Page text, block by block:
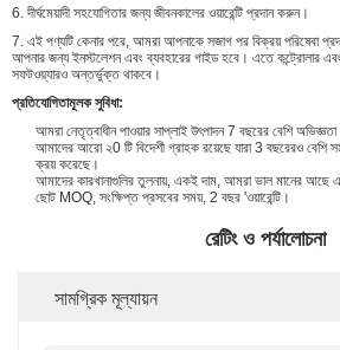
6. দীর্ঘমেয়াদী সহযোগিতার জন্য জীবনকালের ওয়ারেন্টি প্রদান করুন।
7. এই পণ্যটি কেনার পরে, আমরা আপনাকে সজাগ পর বিক্রয় পরিষেবা
আপনার জন্য ইনস্টলেশন এবং ব্যবহারের গাইড হবে। এতে কন্ট্রোলার
সফটওয়্যারও অন্তর্ভুক্ত থাকবে।
প্রতিযোগিতামূলক সুবিধা:
আমরা নেতৃত্বাধীন পাওয়ার সাপ্লাই উৎপাদন 7 বছরের বেশি
আমাদের আরো ২0 টি বিদেশী গ্রাহক রয়েছে যারা 3 বছরেরও বেশি
ক্রয় করেছে।
আমাদের কারখানাগুলির তুলনায়, একই দাম, আমরা ভাল মানের
ছোট MOQ, সংক্ষিপ্ত প্রসবের সময়, 2 বছর 'ওয়ারেন্টি।
রেটিং ও পর্যালোচনা
সামগ্রিক মূল্যায়ন